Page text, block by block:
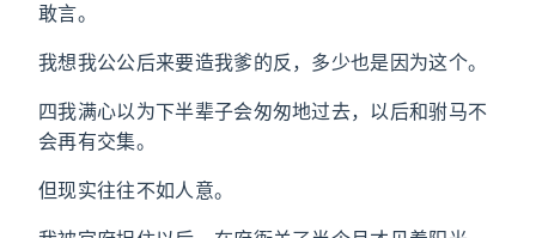
敢言。
我想我公公后来要造我爹的反，多少也是因为这个。
四我满心以为下半辈子会匆匆地过去，以后和驸马不
会再有交集。
但现实往往不如人意。